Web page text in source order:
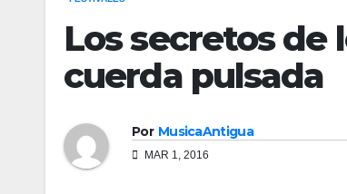
Los secretos
cuerda pulsada
Por MusicaAntigua
MAR 1, 2016